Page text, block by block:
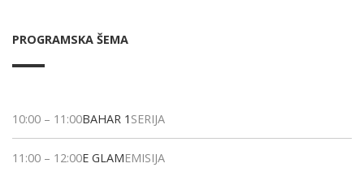
PROGRAMSKA ŠEMA
10:00 – 11:00BAHAR 1 SERIJA
11:00 – 12:00E GLAMEMISIJA